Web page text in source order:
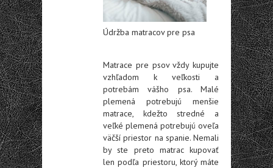
Údržba matracov pre psa
Matrace pre psov vždy kupujte
vzhľadom k veľkosti a
potrebám vášho psa. Malé
plemená potrebujú menšie
matrace, kdežto stredné a
veľké plemená potrebujú oveľa
väčší priestor na spanie. Nemali
by ste preto matrac kupovať
len podľa priestoru, ktorý máte